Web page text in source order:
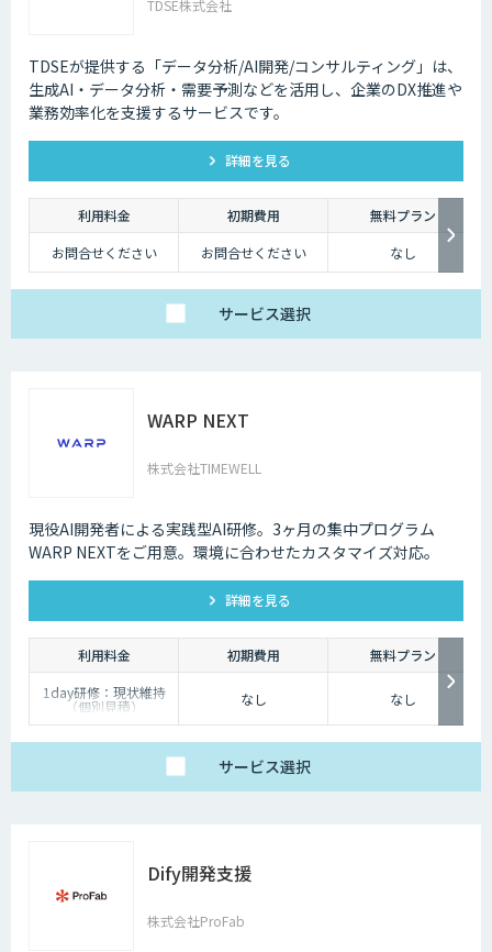
TDSE株式会社
TDSEが提供する「データ分析/AI開発/コンサルティング」は、
生成AI・データ分析・需要予測などを活用し、企業のDX推進や
業務効率化を支援するサービスです。
詳細を見る
利用料金 初期費用
無料プラン
お問合せください
お問合せください なし
サービス選択
WARP NEXT
株式会社TIMEWELL
現役AI開発者による実践型AI研修。3ヶ月の集中プログラム
WARP NEXTをご用意。環境に合わせたカスタマイズ対応。
詳細を見る
利用料金 初期費用
無料プラン
1day研修：現状維持
（個別見積）
スタンダードプラン：
なし なし
サービス選択
Dify開発支援
株式会社ProFab